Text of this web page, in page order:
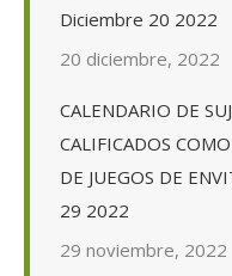
Diciembre 20 2022
20 diciembre, 2022
CALENDARIO DE
CALIFICADOS
DE JUEGOS DE
29 2022
29 noviembre, 2022